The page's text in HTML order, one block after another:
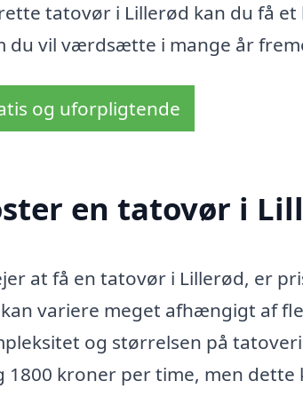
tatovør i Lillerød kan du få
du vil værdsætte i mange år
og uforpligtende
en tatovør i
at få en tatovør i Lillerød, er
variere meget afhængigt af
og størrelsen på
1800 kroner per time, men